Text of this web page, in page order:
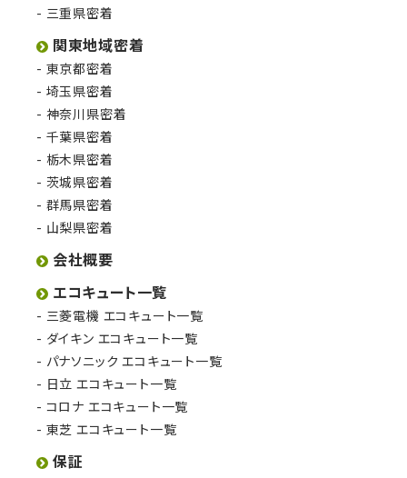
三重県密着
関東地域密着
東京都密着
埼玉県密着
神奈川県密着
千葉県密着
栃木県密着
茨城県密着
群馬県密着
山梨県密着
会社概要
エコキュート一覧
三菱電機 エコキュート一覧
ダイキン エコキュート一覧
パナソニック エコキュート一覧
日立 エコキュート一覧
コロナ エコキュート一覧
東芝 エコキュート一覧
保証